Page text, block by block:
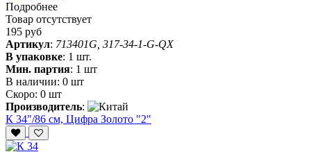
Подробнее
Товар отсутствует
195 руб
Артикул: 713401G, 317-34-1-G-QX
В упаковке: 1 шт.
Мин. партия: 1 шт
В наличии: 0 шт
Скоро: 0 шт
Производитель:
К 34"/86 см, Цифра Золото "2"